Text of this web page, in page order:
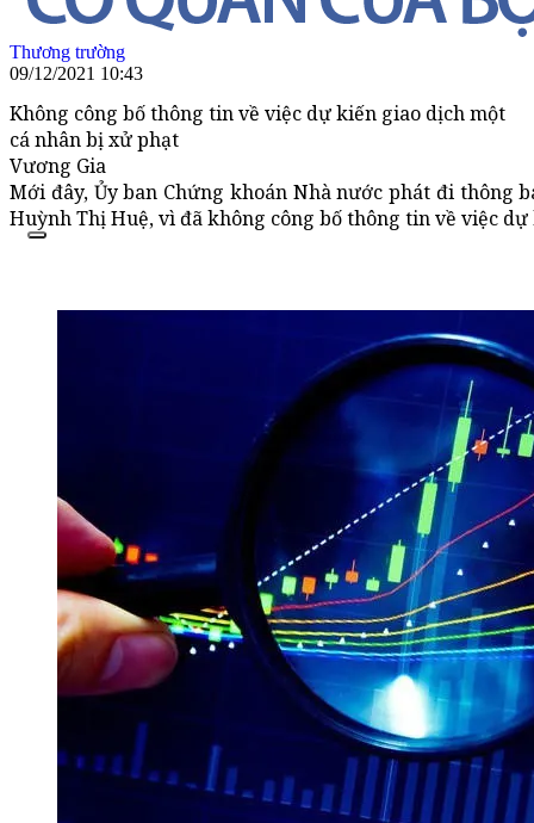
Thương trường
09/12/2021 10:43
Không công bố thông tin về việc dự kiến giao dịch một
cá nhân bị xử phạt
Vương Gia
Mới đây, Ủy ban Chứng khoán Nhà nước phát đi thông
Huỳnh Thị Huệ, vì đã không công bố thông tin về việc